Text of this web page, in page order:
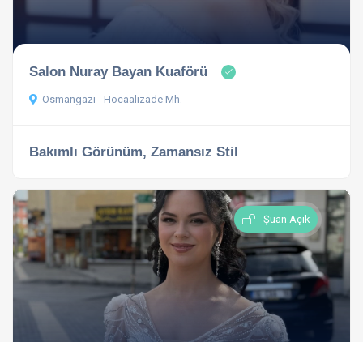
Salon Nuray Bayan Kuaförü
Osmangazi - Hocaalizade Mh.
Bakımlı Görünüm, Zamansız Stil
Şuan Açık